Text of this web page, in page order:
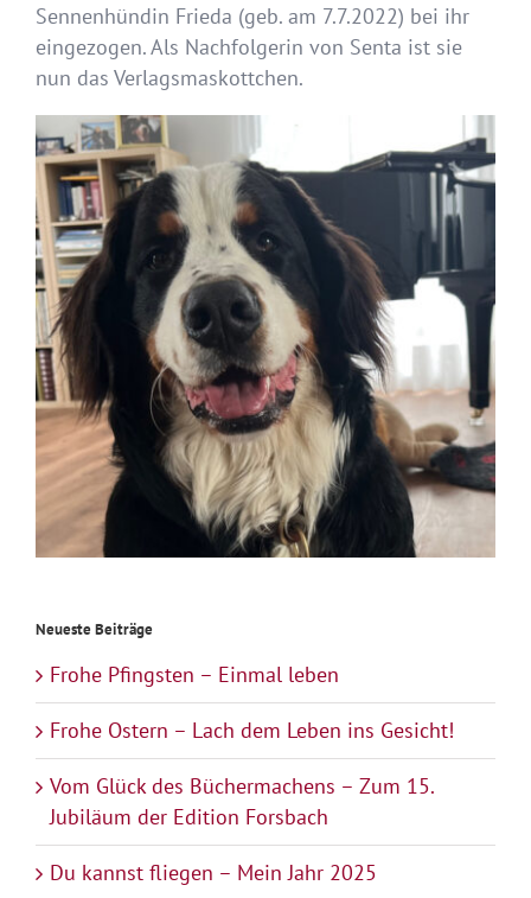
Sennenhündin Frieda (geb. am 7.7.2022) bei ihr
eingezogen. Als Nachfolgerin von Senta ist sie
nun das Verlagsmaskottchen.
Neueste Beiträge
Frohe Pfingsten – Einmal leben
Frohe Ostern – Lach dem Leben ins Gesicht!
Vom Glück des Büchermachens – Zum 15.
Jubiläum der Edition Forsbach
Du kannst fliegen – Mein Jahr 2025